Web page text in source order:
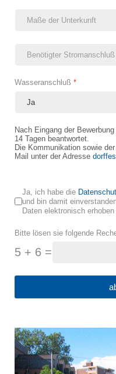
Wasseranschluß *
Nach Eingang der
14 Tagen beantwortet.
Die Kommunikation sowie
Mail unter der Adresse
Ja, ich habe die
und bin damit
Daten elektronisch
Bitte lösen sie folgende
5 + 6 =